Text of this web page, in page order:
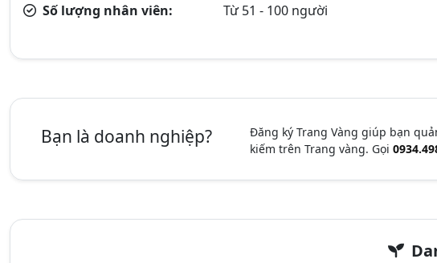
Số lượng nhân viên:
Từ 51 - 100 người
Bạn là doanh nghiệp?
Đăng ký Trang Vàng giúp bạn
kiếm trên Trang vàng. Gọi